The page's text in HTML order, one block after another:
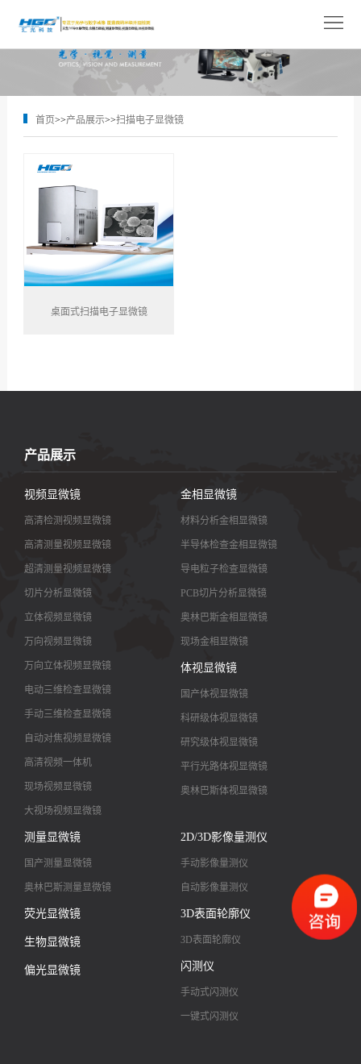
首页>>产品展示>>扫描电子显微镜
桌面式扫描电子显微镜
产品展示
视频显微镜
高清检测视频显微镜
高清测量视频显微镜
超清测量视频显微镜
切片分析显微镜
立体视频显微镜
万向视频显微镜
万向立体视频显微镜
电动三维检查显微镜
手动三维检查显微镜
自动对焦视频显微镜
高清视频一体机
现场视频显微镜
大视场视频显微镜
大景深视频显微镜
高清镜头
金相显微镜
材料分析金相显微镜
半导体检查金相显微镜
导电粒子检查显微镜
PCB切片分析显微镜
奥林巴斯金相显微镜
现场金相显微镜
体视显微镜
国产体视显微镜
科研级体视显微镜
研究级体视显微镜
平行光路体视显微镜
奥林巴斯体视显微镜
测量显微镜
国产测量显微镜
奥林巴斯测量显微镜
荧光显微镜
生物显微镜
偏光显微镜
2D/3D影像量测仪
手动影像量测仪
自动影像量测仪
3D表面轮廓仪
3D表面轮廓仪
闪测仪
手动式闪测仪
一键式闪测仪